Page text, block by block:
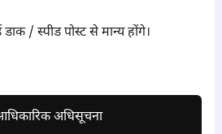
/ स्पीड पोस्ट से मान्य होंगे।
अधिसूचना